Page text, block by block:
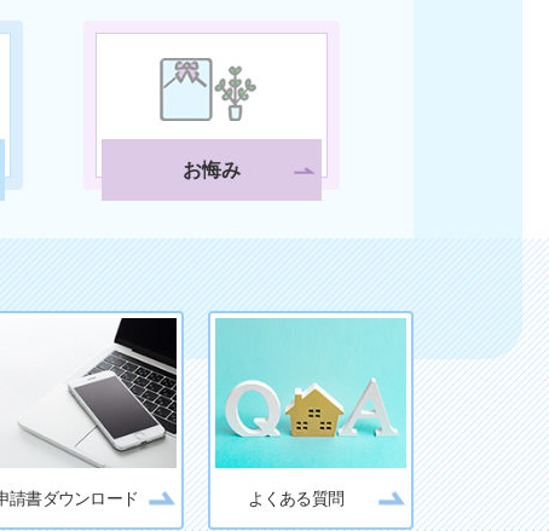
お悔み
請書ダウンロード よくある質問